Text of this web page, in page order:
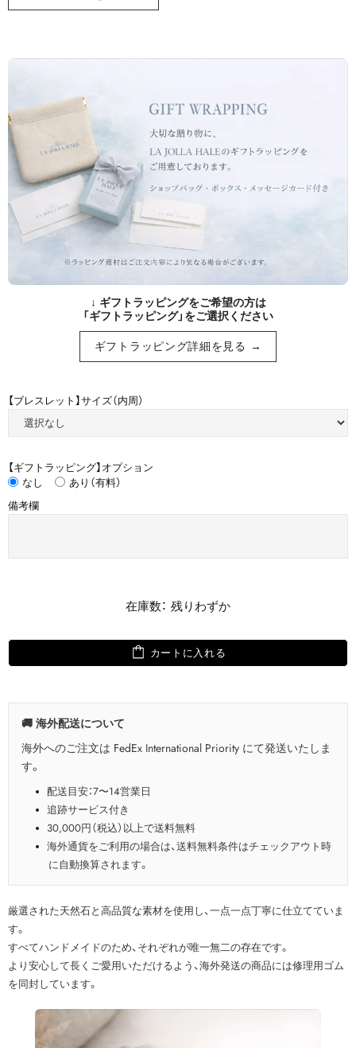
↓ ギフトラッピングをご希望の方は
「ギフトラッピング」をご選択ください
ギフトラッピング詳細を見る →
【ブレスレット】サイズ（内周）
【ギフトラッピング】オプション
なし
あり（有料）
備考欄
在庫数： 残りわずか
カートに入れる
🚚 海外配送について
海外へのご注文は FedEx International Priority にて発送いたしま
す。
配送目安：7〜14営業日
追跡サービス付き
30,000円（税込）以上で送料無料
海外通貨をご利用の場合は、送料無料条件はチェックアウト時
に自動換算されます。
厳選された天然石と高品質な素材を使用し、一点一点丁寧に仕立てていま
す。
すべてハンドメイドのため、それぞれが唯一無二の存在です。
より安心して長くご愛用いただけるよう、海外発送の商品には修理用ゴム
を同封しています。